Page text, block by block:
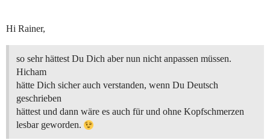
Hi Rainer,
so sehr hättest Du Dich aber nun nicht anpassen müssen.
Hicham
hätte Dich sicher auch verstanden, wenn Du Deutsch
geschrieben
hättest und dann wäre es auch für und ohne Kopfschmerzen
lesbar geworden.